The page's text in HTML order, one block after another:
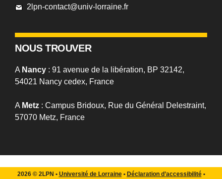
2lpn-contact@univ-lorraine.fr
NOUS TROUVER
A Nancy : 91 avenue de la libération, BP 32142,
54021 Nancy cedex, France
A Metz : Campus Bridoux, Rue du Général Delestraint,
57070 Metz, France
2026 © 2LPN • Université de Lorraine• Déclaration d’accessibilité•